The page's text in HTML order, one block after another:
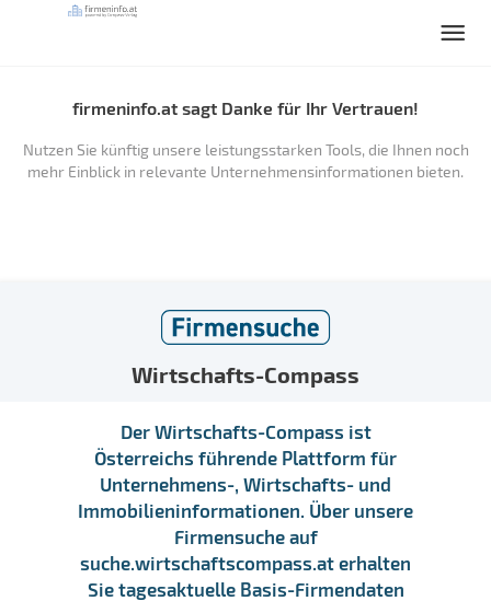
firmeninfo.at sagt Danke für Ihr Vertrauen!
Nutzen Sie künftig unsere leistungsstarken Tools, die Ihnen noch
mehr Einblick in relevante Unternehmensinformationen bieten.
Wirtschafts-Compass
Der Wirtschafts-Compass ist
Österreichs führende Plattform für
Unternehmens-, Wirtschafts- und
Immobilieninformationen. Über unsere
Firmensuche auf
suche.wirtschaftscompass.at erhalten
Sie tagesaktuelle Basis-Firmendaten